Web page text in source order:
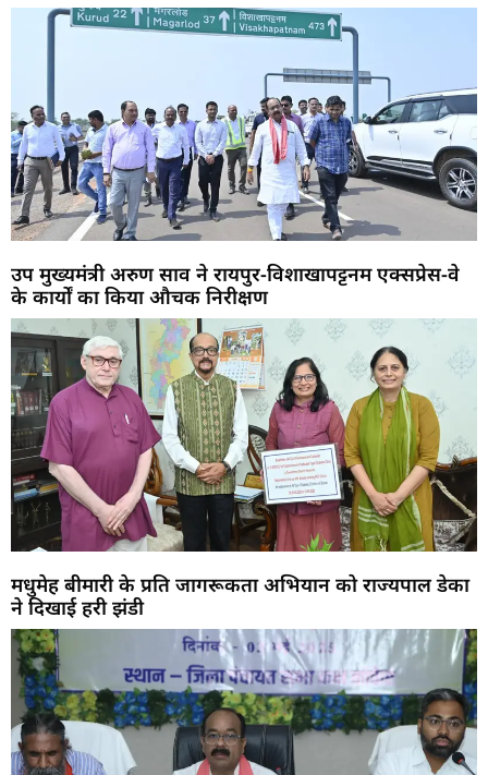
उप मुख्यमंत्री अरुण साव ने रायपुर-विशाखापट्टनम एक्सप्रेस-वे
के कार्यों का किया औचक निरीक्षण
मधुमेह बीमारी के प्रति जागरूकता अभियान को राज्यपाल डेका
ने दिखाई हरी झंडी